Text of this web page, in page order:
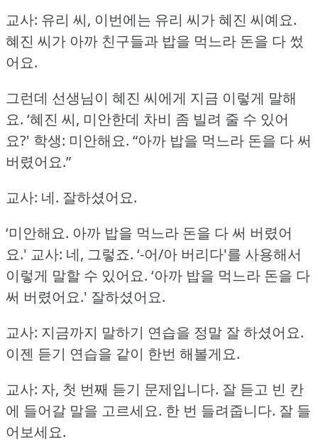
교사: 유리 씨, 이번에는 유리 씨가 혜진 씨예요.
혜진 씨가 아까 친구들과 밥을 먹느라 돈을 다 썼
어요.
그런데 선생님이 혜진 씨에게 지금 이렇게 말해
요. ‘혜진 씨, 미안한데 차비 좀 빌려 줄 수 있어
요?' 학생: 미안해요. “아까 밥을 먹느라 돈을 다 써
버렸어요.”
교사: 네. 잘하셨어요.
‘미안해요. 아까 밥을 먹느라 돈을 다 써 버렸어
요.' 교사: 네, 그렇죠. ‘-어/아 버리다'를 사용해서
이렇게 말할 수 있어요. ‘아까 밥을 먹느라 돈을 다
써 버렸어요.' 잘하셨어요.
교사: 지금까지 말하기 연습을 정말 잘 하셨어요.
이젠 듣기 연습을 같이 한번 해볼게요.
교사: 자, 첫 번째 듣기 문제입니다. 잘 듣고 빈 칸
에 들어갈 말을 고르세요. 한 번 들려줍니다. 잘 들
어보세요.